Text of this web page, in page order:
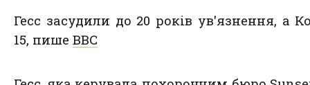
Гесс засудили до 20 років ув'язнення, а
15, пише ВВС